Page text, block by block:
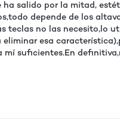
salido por la mitad,
depende de los
teclas no las necesito,lo
esa
suficientes.En